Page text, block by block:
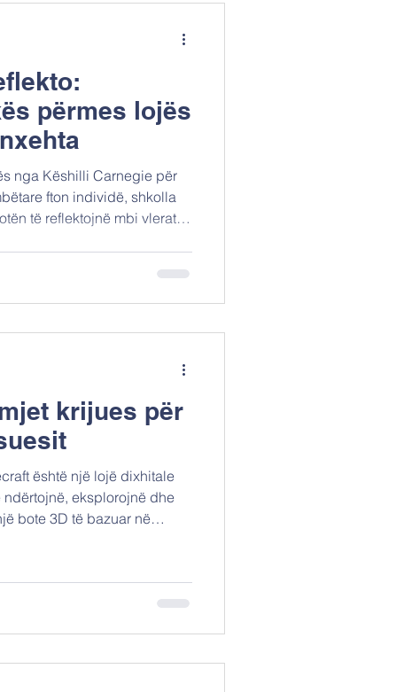
përmes lojës
nga Këshilli Carnegie për
fton individë, shkolla
të reflektojnë mbi vlerat
mënyra të reja e kreative
në një botë që
krijues për
është një lojë dixhitale
eksplorojnë dhe
bote 3D të bazuar në
nga lojërat tradicionale
rrjedhë të përcaktuar